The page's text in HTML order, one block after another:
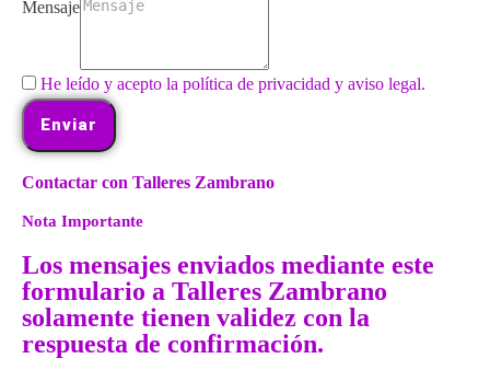
Mensaje
He leído y acepto la política de privacidad y aviso legal.
Enviar
Contactar con Talleres Zambrano
Nota Importante
Los mensajes enviados mediante este
formulario a Talleres Zambrano
solamente tienen validez con la
respuesta de confirmación.